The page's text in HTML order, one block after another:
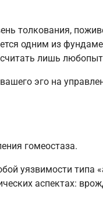
толкования,
одним из
лишь
эго на
гомеостаза.
уязвимости типа
аспектах: